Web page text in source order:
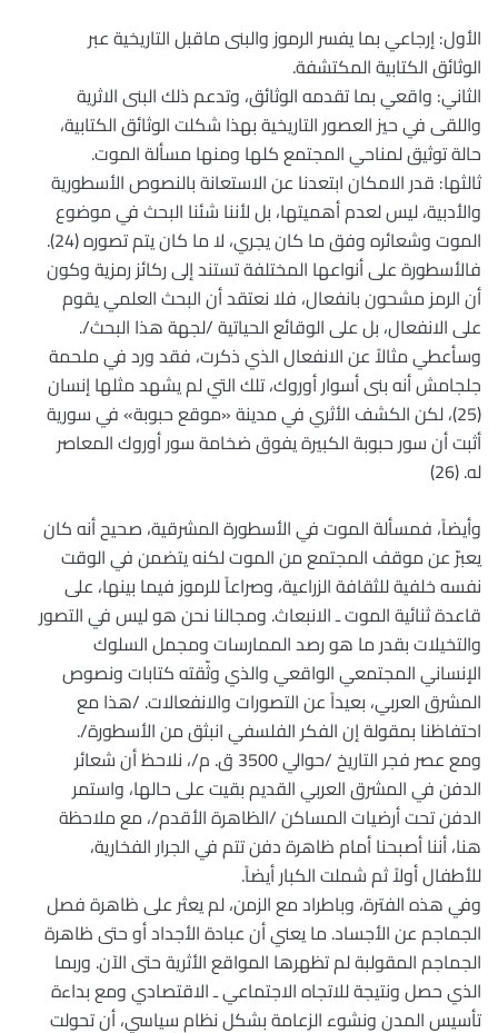
الأول: إرجاعي بما يفسر الرموز والبنى ماقبل التاريخية عبر
الوثائق الكتابية المكتشفة.
الثاني: واقعي بما تقدمه الوثائق، وتدعم ذلك البنى الاثرية
واللقى في حيز العصور التاريخية بهذا شكلت الوثائق الكتابية،
حالة توثيق لمناحي المجتمع كلها ومنها مسألة الموت.
ثالثها: قدر الامكان ابتعدنا عن الاستعانة بالنصوص الأسطورية
والأدبية، ليس لعدم أهميتها، بل لأننا شئنا البحث في موضوع
الموت وشعائره وفق ما كان يجري، لا ما كان يتم تصوره (24).
فالأسطورة على أنواعها المختلفة تستند إلى ركائز رمزية وكون
أن الرمز مشحون بانفعال، فلا نعتقد أن البحث العلمي يقوم
على الانفعال، بل على الوقائع الحياتية /لجهة هذا البحث/.
وسأعطي مثالاً عن الانفعال الذي ذكرت، فقد ورد في ملحمة
جلجامش أنه بنى أسوار أوروك، تلك التي لم يشهد مثلها إنسان
(25)، لكن الكشف الأثري في مدينة «موقع حبوبة» في سورية
أثبت أن سور حبوبة الكبيرة يفوق ضخامة سور أوروك المعاصر
له. (26)
وأيضاً، فمسألة الموت في الأسطورة المشرقية، صحيح أنه كان
يعبرّ عن موقف المجتمع من الموت لكنه يتضمن في الوقت
نفسه خلفية للثقافة الزراعية، وصراعاً للرموز فيما بينها، على
قاعدة ثنائية الموت ـ الانبعاث. ومجالنا نحن هو ليس في التصور
والتخيلات بقدر ما هو رصد الممارسات ومجمل السلوك
الإنساني المجتمعي الواقعي والذي وثّقته كتابات ونصوص
المشرق العربي، بعيداً عن التصورات والانفعالات. /هذا مع
احتفاظنا بمقولة إن الفكر الفلسفي انبثق من الأسطورة/.
ومع عصر فجر التاريخ /حوالي 3500 ق. م/، نلاحظ أن شعائر
الدفن في المشرق العربي القديم بقيت على حالها، واستمر
الدفن تحت أرضيات المساكن /الظاهرة الأقدم/، مع ملاحظة
هنا، أننا أصبحنا أمام ظاهرة دفن تتم في الجرار الفخارية،
للأطفال أولاً ثم شملت الكبار أيضاً.
وفي هذه الفترة، وباطراد مع الزمن، لم يعثر على ظاهرة فصل
الجماجم عن الأجساد. ما يعني أن عبادة الأجداد أو حتى ظاهرة
الجماجم المقولبة لم تظهرها المواقع الأثرية حتى الآن. وربما
الذي حصل ونتيجة للاتجاه الاجتماعي ـ الاقتصادي ومع بداءة
تأسيس المدن ونشوء الزعامة بشكل نظام سياسي، أن تحولت